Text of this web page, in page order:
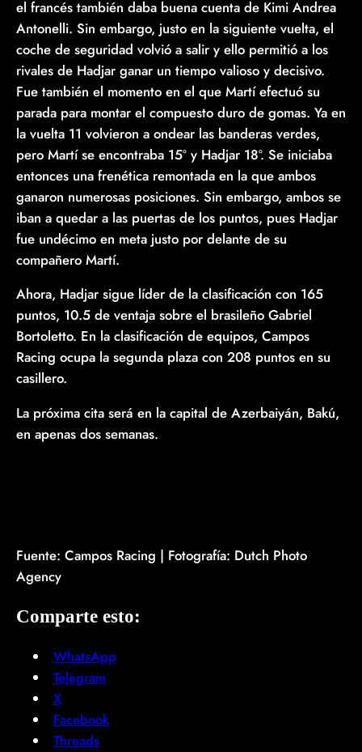
el francés también daba buena cuenta de Kimi Andrea
Antonelli. Sin embargo, justo en la siguiente vuelta, el
coche de seguridad volvió a salir y ello permitió a los
rivales de Hadjar ganar un tiempo valioso y decisivo.
Fue también el momento en el que Martí efectuó su
parada para montar el compuesto duro de gomas. Ya en
la vuelta 11 volvieron a ondear las banderas verdes,
pero Martí se encontraba 15º y Hadjar 18º. Se iniciaba
entonces una frenética remontada en la que ambos
ganaron numerosas posiciones. Sin embargo, ambos se
iban a quedar a las puertas de los puntos, pues Hadjar
fue undécimo en meta justo por delante de su
compañero Martí.
Ahora, Hadjar sigue líder de la clasificación con 165
puntos, 10.5 de ventaja sobre el brasileño Gabriel
Bortoletto. En la clasificación de equipos, Campos
Racing ocupa la segunda plaza con 208 puntos en su
casillero.
La próxima cita será en la capital de Azerbaiyán, Bakú,
en apenas dos semanas.
Fuente: Campos Racing | Fotografía: Dutch Photo
Agency
Comparte esto:
WhatsApp
Telegram
X
Facebook
Threads